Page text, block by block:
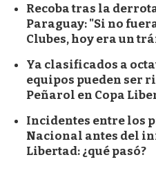
Recoba tras la
Paraguay: "Si no
Clubes, hoy era un
Ya clasificados a
equipos pueden ser
Peñarol en Copa
Incidentes entre los
Nacional antes del
Libertad: ¿qué pasó?